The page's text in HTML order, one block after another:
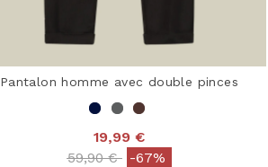
Pantalon homme avec double pinces
19,99 €
Price reduced from
59,90 €to-67%